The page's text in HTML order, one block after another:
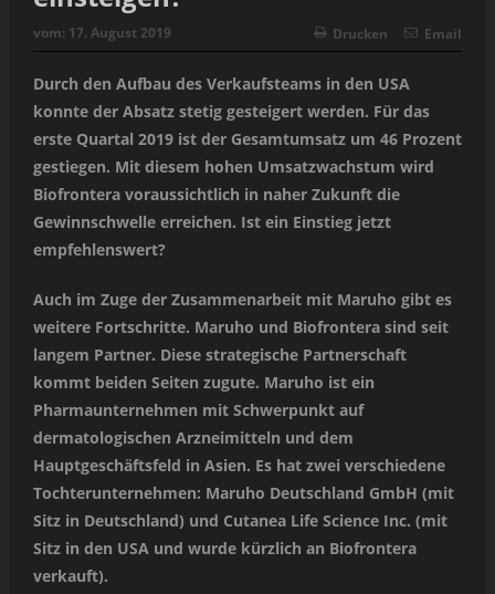
vom: 17. August 2019 Drucken Email
Durch den Aufbau des Verkaufsteams in den USA
konnte der Absatz stetig gesteigert werden. Für das
erste Quartal 2019 ist der Gesamtumsatz um 46 Prozent
gestiegen. Mit diesem hohen Umsatzwachstum wird
Biofrontera voraussichtlich in naher Zukunft die
Gewinnschwelle erreichen. Ist ein Einstieg jetzt
empfehlenswert?
Auch im Zuge der Zusammenarbeit mit Maruho gibt es
weitere Fortschritte. Maruho und Biofrontera sind seit
langem Partner. Diese strategische Partnerschaft
kommt beiden Seiten zugute. Maruho ist ein
Pharmaunternehmen mit Schwerpunkt auf
dermatologischen Arzneimitteln und dem
Hauptgeschäftsfeld in Asien. Es hat zwei verschiedene
Tochterunternehmen: Maruho Deutschland GmbH (mit
Sitz in Deutschland) und Cutanea Life Science Inc. (mit
Sitz in den USA und wurde kürzlich an Biofrontera
verkauft).